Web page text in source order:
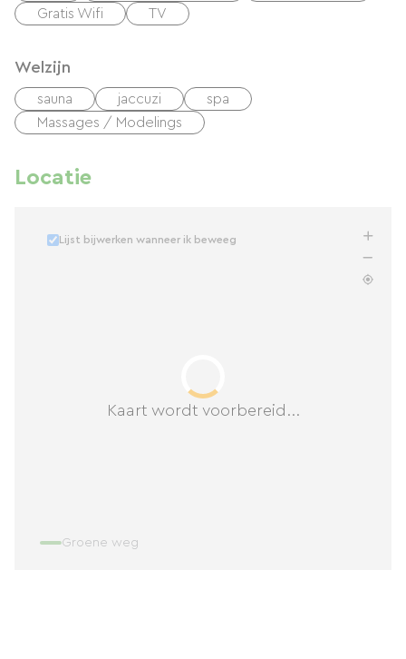
Gratis Wifi
TV
Welzijn
sauna jaccuzi
spa
Massages / Modelings
Locatie
Kaart wordt voorbereid...
Lijst bijwerken wanneer ik beweeg
Groene weg